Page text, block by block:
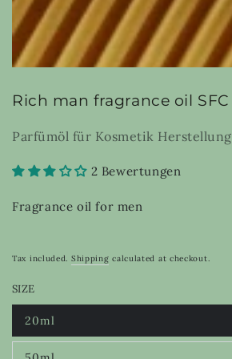
Rich man fragrance oil SFC
Parfümöl für Kosmetik Herstellung
2 Bewertungen
Fragrance oil for men
Tax included. Shipping calculated at checkout.
SIZE
20ml
Variant
sold